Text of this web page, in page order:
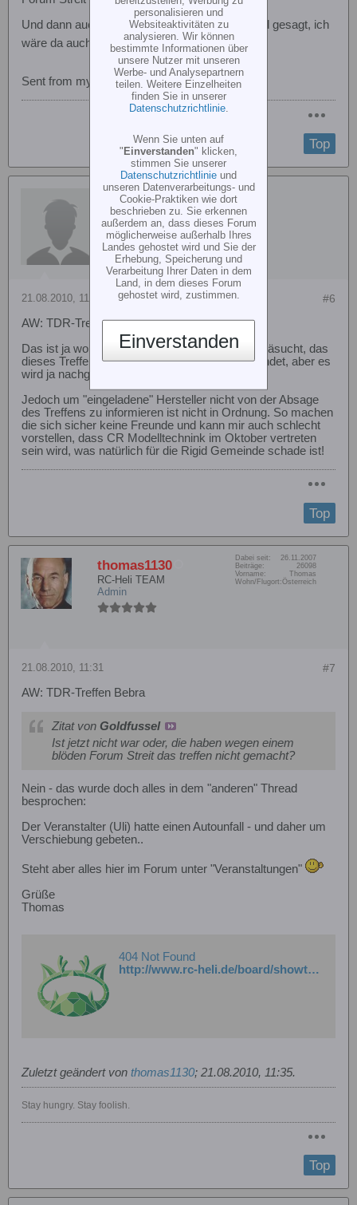
Und dann auch noch den Leuten nicht Bescheid gesagt, ich
wäre da auch sauer
Sent from my iPhone using Tapatalk
Top
Supermanu
#6
21.08.2010, 11:22
AW: TDR-Treffen Bebra
Das ist ja wohl das allerletzte. Ich war auch enttäsucht, das
dieses Treffen nicht dieses Wochenende stattfindet, aber es
wird ja nachgeholt im Oktober glaube ich.
Jedoch um "eingeladene" Hersteller nicht von der Absage
des Treffens zu informieren ist nicht in Ordnung. So machen
die sich sicher keine Freunde und kann mir auch schlecht
vorstellen, dass CR Modelltechnink im Oktober vertreten
sein wird, was natürlich für die Rigid Gemeinde schade ist!
Top
thomas1130
RC-Heli TEAM
Admin
Dabei seit:
26.11.2007
Beiträge:
26098
Vorname:
Thomas
Wohn/Flugort:Österreich
#7
21.08.2010, 11:31
AW: TDR-Treffen Bebra
Zitat von Goldfussel
Ist jetzt nicht war oder, die haben wegen einem
blöden Forum Streit das treffen nicht gemacht?
Nein - das wurde doch alles in dem "anderen" Thread
besprochen:
Der Veranstalter (Uli) hatte einen Autounfall - und daher um
Verschiebung gebeten..
Steht aber alles hier im Forum unter "Veranstaltungen"
Grüße
Thomas
404 Not Found
http://www.rc-heli.de/board/showthread.php?t=145958
Zuletzt geändert von thomas1130; 21.08.2010, 11:35.
Stay hungry. Stay foolish.
Top
personalisieren und
Websiteaktivitäten zu
analysieren. Wir können
bestimmte Informationen über
unsere Nutzer mit unseren
Werbe- und Analysepartnern
teilen. Weitere Einzelheiten
finden Sie in unserer
Datenschutzrichtlinie.
Wenn Sie unten auf
" Einverstanden" klicken,
stimmen Sie unserer
Datenschutzrichtlinie und
unseren Datenverarbeitungs- und
Cookie-Praktiken wie dort
beschrieben zu. Sie erkennen
außerdem an, dass dieses Forum
möglicherweise außerhalb Ihres
Landes gehostet wird und Sie der
Erhebung, Speicherung und
Verarbeitung Ihrer Daten in dem
Land, in dem dieses Forum
gehostet wird, zustimmen.
Einverstanden